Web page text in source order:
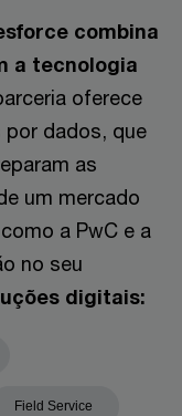
combina
a tecnologia
oferece
dados, que
as
um mercado
a PwC e a
no seu
digitais:
Field Service